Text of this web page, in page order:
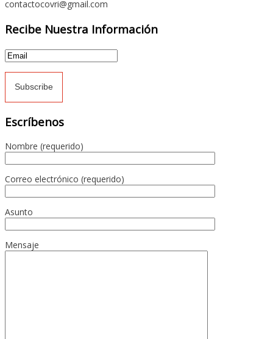
contactocovri@gmail.com
Recibe Nuestra Información
Escríbenos
Nombre (requerido)
Correo electrónico (requerido)
Asunto
Mensaje